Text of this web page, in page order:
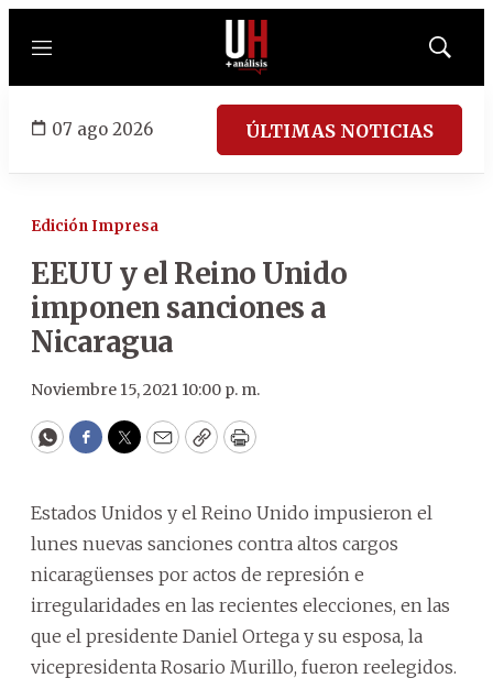
Menú
Mostrar
07 ago 2026 ÚLTIMAS NOTICIAS
Edición Impresa
EEUU y el Reino Unido
imponen sanciones a
Nicaragua
Noviembre 15, 2021 10:00 p. m.
WhatsApp
Facebook
Twitter
EmailCopyPrint
Estados Unidos y el Reino Unido impusieron el
lunes nuevas sanciones contra altos cargos
nicaragüenses por actos de represión e
irregularidades en las recientes elecciones, en las
que el presidente Daniel Ortega y su esposa, la
vicepresidenta Rosario Murillo, fueron reelegidos.